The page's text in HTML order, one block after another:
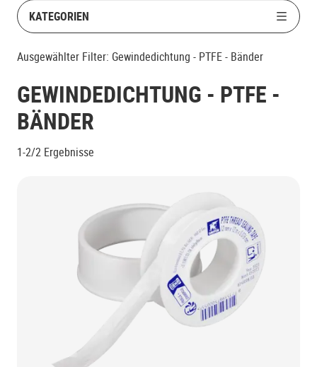
KATEGORIEN
Ausgewählter Filter: Gewindedichtung - PTFE - Bänder
GEWINDEDICHTUNG - PTFE -
BÄNDER
1-2/2 Ergebnisse